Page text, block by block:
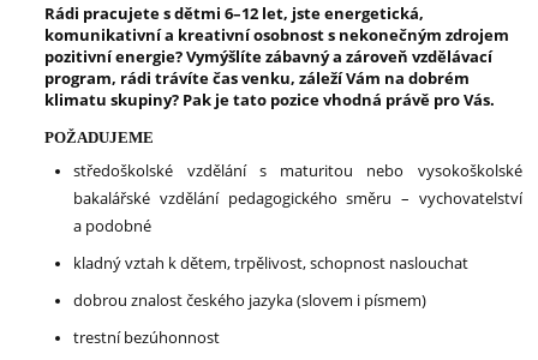
Rádi pracujete s dětmi 6–12 let, jste energetická,
komunikativní a kreativní osobnost s nekonečným zdrojem
pozitivní energie? Vymýšlíte zábavný a zároveň vzdělávací
program, rádi trávíte čas venku, záleží Vám na dobrém
klimatu skupiny? Pak je tato pozice vhodná právě pro Vás.
POŽADUJEME
středoškolské vzdělání s maturitou nebo vysokoškolské
bakalářské vzdělání pedagogického směru – vychovatelství
a podobné
kladný vztah k dětem, trpělivost, schopnost naslouchat
dobrou znalost českého jazyka (slovem i písmem)
trestní bezúhonnost